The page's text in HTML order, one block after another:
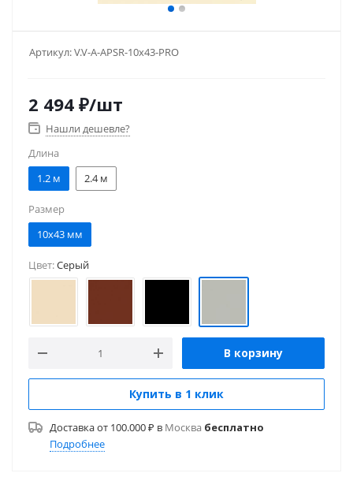
Артикул:V.V-A-APSR-10x43-PRO
2 494 ₽/шт
Нашли дешевле?
Длина
1.2 м
2.4 м
Размер
10x43 мм
Цвет:Серый
В корзину
Купить в 1 клик
Доставка от 100.000 ₽ в Москва бесплатно
Подробнее